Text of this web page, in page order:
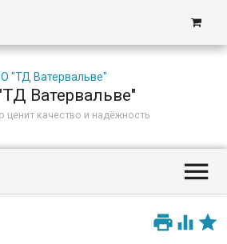
Ватервальве"
ценит качество и надёжность

  